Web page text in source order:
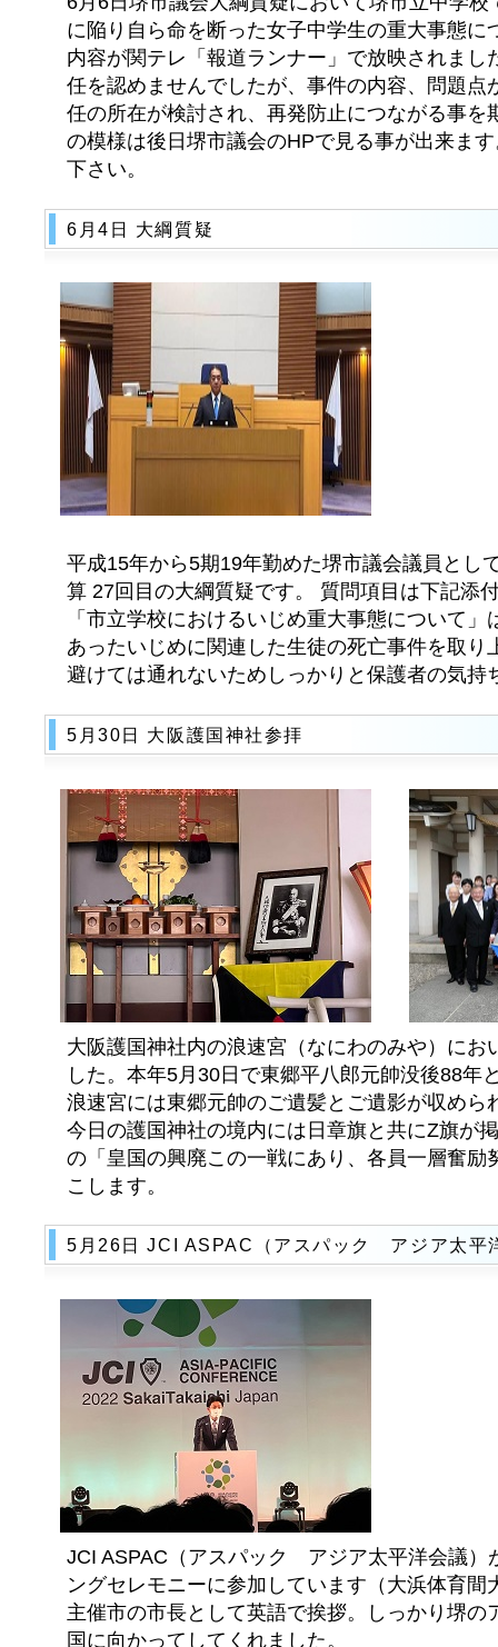
に陥り自ら命を断った女子中学生の重大事態に
内容が関テレ「報道ランナー」で放映されまし
任を認めませんでしたが、事件の内容、問題点
任の所在が検討され、再発防止につながる事を
の模様は後日堺市議会のHPで見る事が出来ま
下さい。
6月4日 大綱質疑
平成15年から5期19年勤めた堺市議会議員とし
算 27回目の大綱質疑です。 質問項目は下記添
「市立学校におけるいじめ重大事態について
あったいじめに関連した生徒の死亡事件を取り
避けては通れないためしっかりと保護者の気持
5月30日 大阪護国神社参拝
大阪護国神社内の浪速宮（なにわのみや）にお
した。本年5月30日で東郷平八郎元帥没後88年
浪速宮には東郷元帥のご遺髪とご遺影が収めら
今日の護国神社の境内には日章旗と共にZ旗が
の「皇国の興廃この一戦にあり、各員一層奮励
こします。
5月26日 JCI ASPAC（アスパック アジア太平
JCI ASPAC（アスパック アジア太平洋会議）
ングセレモニーに参加しています（大浜体育間
主催市の市長として英語で挨拶。しっかり堺の
国に向かってしてくれました。